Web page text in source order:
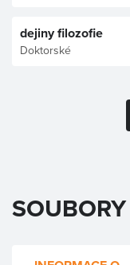
dejiny filozofie
Doktorské